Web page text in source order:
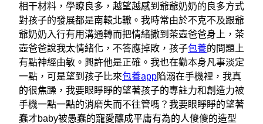
相干材料，學瞭良多，越望越感到爺爺奶奶的良多方式
對孩子的發展都是南轅北轍。我時常由於不克不及跟爺
爺奶奶入行有用溝通轉而把情緒撒到茶壺爸爸身上，茶
壺爸爸說我太情緒化，不答應掉敗，孩子包養的問題上
有點神經由敏。興許他是正確。我也在勸本身凡事淡定
一點，可是望到孩子比來包養app陷溺在手機裡，我真
的很焦躁，我要眼睜睜的望著孩子的專註力和創造力被
手機一點一點的消磨失而不往管嗎？我要眼睜睜的望著
蠢才baby被愚蠢的寵愛釀成平庸有為的人傻傻的造型